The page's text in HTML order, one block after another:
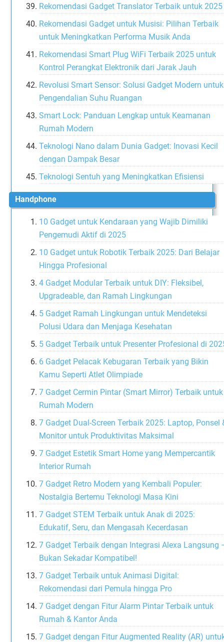
Rekomendasi Gadget Translator Terbaik untuk 2025
Rekomendasi Gadget untuk Musisi: Pilihan Terbaik
untuk Meningkatkan Performa Musik Anda
Rekomendasi Smart Plug WiFi Terbaik 2025 untuk
Kontrol Perangkat Elektronik dari Jarak Jauh
Revolusi Smart Sensor: Solusi Gadget Modern untuk
Pengendalian Suhu Ruangan
Smart Lock: Panduan Lengkap untuk Keamanan
Rumah Modern
Teknologi Nano dalam Dunia Gadget: Inovasi Kecil
dengan Dampak Besar
Teknologi Sentuh yang Meningkatkan Efisiensi
Handphone
10 Gadget untuk Kendaraan yang Wajib Dimiliki
Pengemudi Aktif di 2025
10 Gadget untuk Robotik Terbaik 2025: Dari Belajar
Hingga Profesional
4 Gadget Modular Terbaik untuk DIY: Fleksibel,
Upgradeable, dan Ramah Lingkungan
5 Gadget Ramah Lingkungan untuk Mendeteksi
Polusi Udara dan Menjaga Kesehatan
5 Gadget Terbaik untuk Presenter Profesional di
6 Gadget Pelacak Kebugaran Terbaik yang Bikin
Kamu Seperti Atlet Olimpiade
7 Gadget Cermin Pintar (Smart Mirror) Terbaik untuk
Rumah Modern
7 Gadget Dual-Screen Terbaik 2025: Laptop, Ponsel
Monitor untuk Produktivitas Maksimal
7 Gadget Estetik Smart Home yang Mempercantik
Interior Rumah
7 Gadget Retro Modern yang Kembali Populer:
Nostalgia Bertemu Teknologi Masa Kini
7 Gadget STEM Terbaik untuk Anak di 2025:
Edukatif, Seru, dan Mengasah Kecerdasan
7 Gadget Terbaik dengan Integrasi Alexa Langsung
Bukan Sekadar Kompatibel!
7 Gadget Terbaik untuk Animasi Digital:
Rekomendasi dari Pemula hingga Pro
7 Gadget dengan Fitur Alarm Pintar Terbaik untuk
Rumah & Kantor Anda
7 Gadget dengan Fitur Augmented Reality (AR)